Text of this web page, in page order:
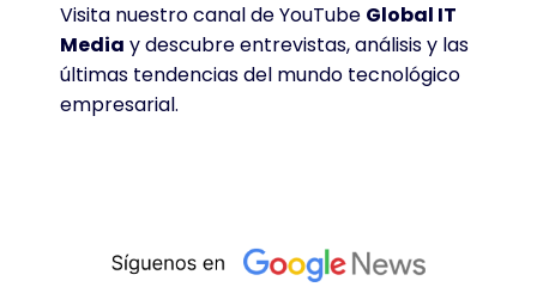
Visita nuestro canal de YouTube Global IT
Media y descubre entrevistas, análisis y las
últimas tendencias del mundo tecnológico
empresarial.